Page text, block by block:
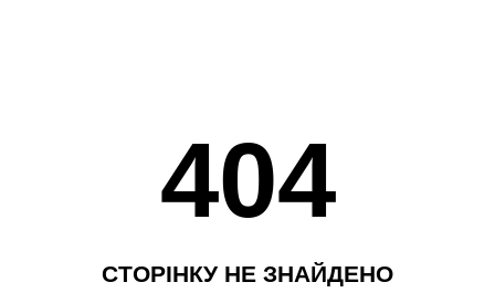
404
СТОРІНКУ НЕ ЗНАЙДЕНО